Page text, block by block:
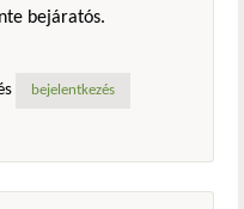
bejáratós.
bejelentkezés